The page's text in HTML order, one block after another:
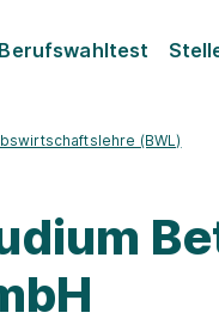
Berufswahltest
(BWL)